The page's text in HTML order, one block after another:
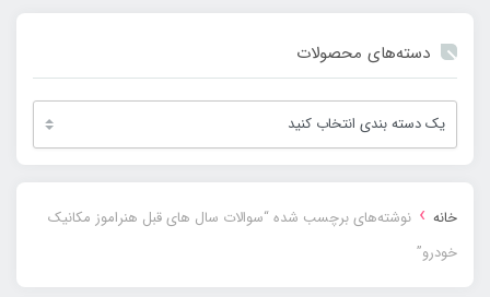
دسته‌های محصولات
خانه › نوشته‌های برچسب شده “سوالات سال های قبل هنراموز مکانیک
خودرو”